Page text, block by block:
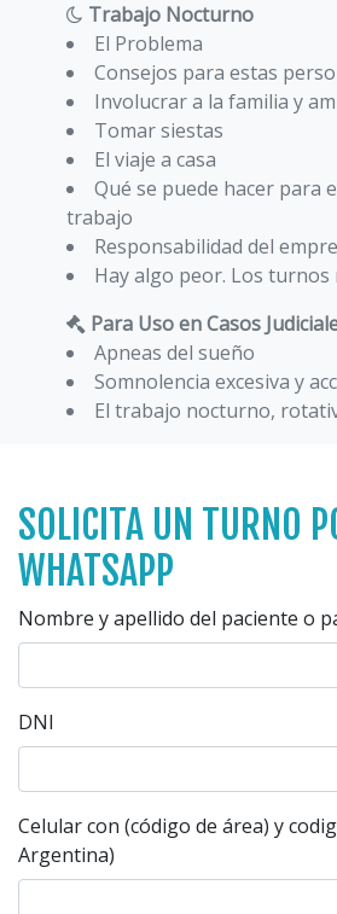
Trabajo Nocturno
El Problema
Consejos para estas
Involucrar a la familia y
Tomar siestas
El viaje a casa
Qué se puede hacer para
trabajo
Responsabilidad del
Hay algo peor. Los
Para Uso en Casos
Apneas del sueño
Somnolencia excesiva y
El trabajo nocturno,
SOLICITA UN TURNO
WHATSAPP
Nombre y apellido del paciente o
DNI
Celular con (código de área) y
Argentina)